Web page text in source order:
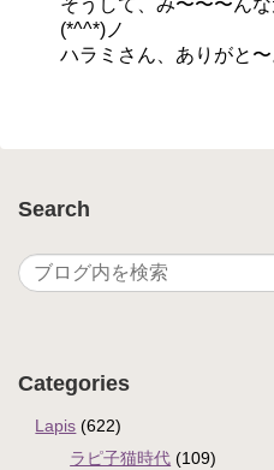
そうして、み〜〜〜ん
(*^^*)ノ
ハラミさん、ありがと〜
Search
Categories
Lapis (622)
ラピ子猫時代 (109)